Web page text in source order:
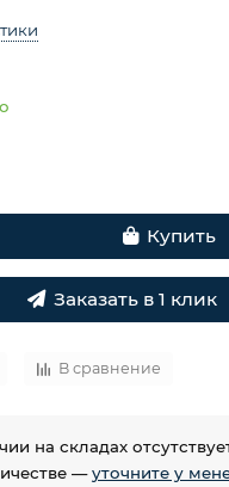
Купить
Заказать в 1 клик
В сравнение
на складах
—уточните у